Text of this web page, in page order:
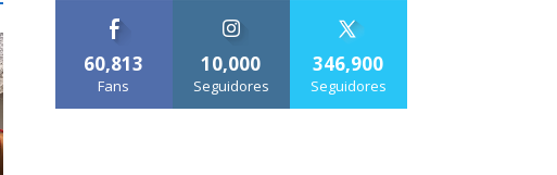
60,813
Fans
10,000
Seguidores
346,900
Seguidores